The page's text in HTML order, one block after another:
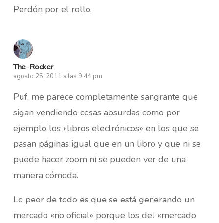
Perdón por el rollo.
The-Rocker
agosto 25, 2011 a las 9:44 pm
Puf, me parece completamente sangrante que
sigan vendiendo cosas absurdas como por
ejemplo los «libros electrónicos» en los que se
pasan páginas igual que en un libro y que ni se
puede hacer zoom ni se pueden ver de una
manera cómoda.
Lo peor de todo es que se está generando un
mercado «no oficial» porque los del «mercado